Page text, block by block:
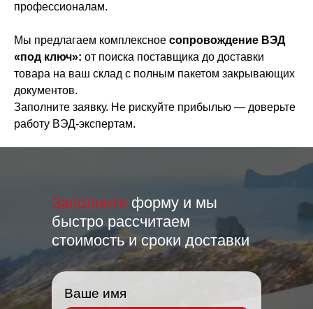
профессионалам.
Мы предлагаем комплексное сопровождение ВЭД
«под ключ»: от поиска поставщика до доставки
товара на ваш склад с полным пакетом закрывающих
документов.
Заполните заявку. Не рискуйте прибылью — доверьте
работу ВЭД-экспертам.
Заполните форму и мы
быстро рассчитаем
стоимость и сроки доставки
Ваше имя